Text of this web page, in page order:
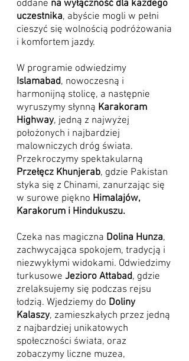
oddane na wyłączność dla każdego
uczestnika, abyście mogli w pełni
cieszyć się wolnością podróżowania
i komfortem jazdy.
W programie odwiedzimy
Islamabad, nowoczesną i
harmonijną stolicę, a następnie
wyruszymy słynną Karakoram
Highway, jedną z najwyżej
położonych i najbardziej
malowniczych dróg świata.
Przekroczymy spektakularną
Przełęcz Khunjerab, gdzie Pakistan
styka się z Chinami, zanurzając się
w surowe piękno Himalajów,
Karakorum i Hindukuszu.
Czeka nas magiczna Dolina Hunza,
zachwycająca spokojem, tradycją i
niezwykłymi widokami. Odwiedzimy
turkusowe Jezioro Attabad, gdzie
zrelaksujemy się podczas rejsu
łodzią. Wjedziemy do Doliny
Kalaszy, zamieszkałych przez jedną
z najbardziej unikatowych
społeczności świata, oraz
zobaczymy liczne muzea,